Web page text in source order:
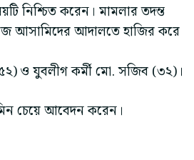
নিশ্চিত করেন। মামলার তদন্ত
আসামিদের আদালতে হাজির করে
ও যুবলীগ কর্মী মো. সজিব (৩২)।
চেয়ে আবেদন করেন।